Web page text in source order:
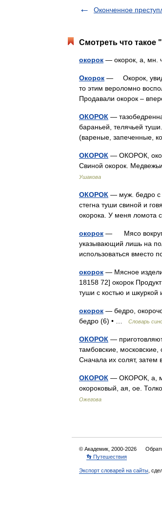
Оконченное
Смотреть что такое
окорок — окорок, а, мн.
Окорок — Окорок,
то этим вероломно
Продавали окорок –
ОКОРОК —
бараньей, телячьей
(вареные, запеченные,
ОКОРОК — ОКОРОК,
Свиной окорок.
Ушакова
ОКОРОК — муж. бедро с
стегна туши свиной и
окорока. У меня ломота
окорок — Мясо вокруг
указывающий лишь на
использоваться
окорок — Мясное
18158 72] окорок
туши с костью и
окорок — бедро,
бедро (6) • …
Словарь
ОКОРОК —
тамбовские, московские,
Сначала их солят,
ОКОРОК — ОКОРОК, а,
окороковый, ая, ое.
Ожегова
© Академик, 2000-2026
👣 Путешествия
Экспорт словарей на сайты ,